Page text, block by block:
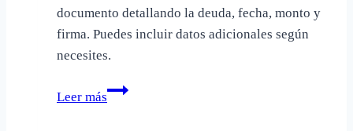
documento detallando la deuda, fecha, monto y
firma. Puedes incluir datos adicionales según
necesites.
Leer más
Cómo